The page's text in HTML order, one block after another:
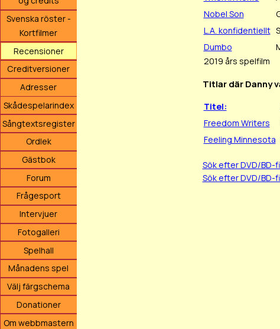
Svenska röster -
Kortfilmer
Recensioner
Creditversioner
Adresser
Skådespelarindex
Sångtextsregister
Ordlek
Gästbok
Forum
Frågesport
Intervjuer
Fotogalleri
Spelhall
Månadens spel
Välj färgschema
Donationer
Om webbmastern
Nobel Son
L.A. konfidentiellt
Dumbo
2019 års spelfilm
Titlar där Danny
Titel:
Freedom Writers
Feeling Minnesota
Sök efter DVD/BD-
Sök efter DVD/BD-